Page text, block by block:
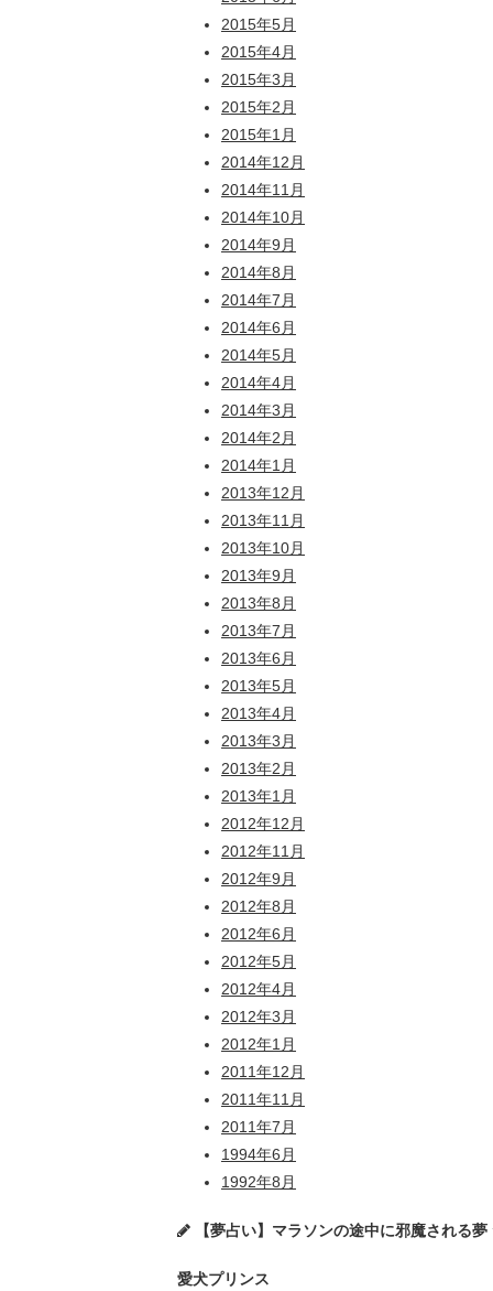
2015年5月
2015年4月
2015年3月
2015年2月
2015年1月
2014年12月
2014年11月
2014年10月
2014年9月
2014年8月
2014年7月
2014年6月
2014年5月
2014年4月
2014年3月
2014年2月
2014年1月
2013年12月
2013年11月
2013年10月
2013年9月
2013年8月
2013年7月
2013年6月
2013年5月
2013年4月
2013年3月
2013年2月
2013年1月
2012年12月
2012年11月
2012年9月
2012年8月
2012年6月
2012年5月
2012年4月
2012年3月
2012年1月
2011年12月
2011年11月
2011年7月
1994年6月
1992年8月
【夢占い】マラソンの途中に邪魔される
愛犬プリンス